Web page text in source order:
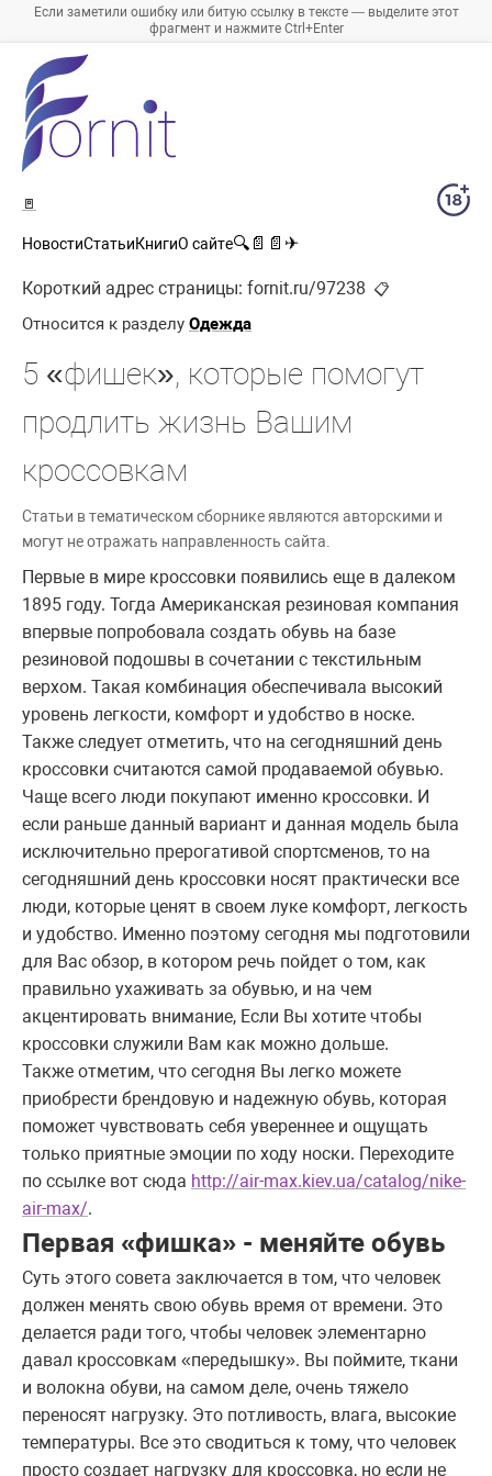
Если заметили ошибку или битую ссылку в тексте — выделите этот
фрагмент и нажмите Ctrl+Enter
🚪
НовостиСтатьиКнигиО сайте🔍 📄 📄 ✈
Короткий адрес страницы: fornit.ru/97238 📋
Относится к разделу Одежда
5 «фишек», которые помогут
продлить жизнь Вашим
кроссовкам
Статьи в тематическом сборнике являются авторскими и
могут не отражать направленность сайта.
Первые в мире кроссовки появились еще в далеком
1895 году. Тогда Американская резиновая компания
впервые попробовала создать обувь на базе
резиновой подошвы в сочетании с текстильным
верхом. Такая комбинация обеспечивала высокий
уровень легкости, комфорт и удобство в носке.
Также следует отметить, что на сегодняшний день
кроссовки считаются самой продаваемой обувью.
Чаще всего люди покупают именно кроссовки. И
если раньше данный вариант и данная модель была
исключительно прерогативой спортсменов, то на
сегодняшний день кроссовки носят практически все
люди, которые ценят в своем луке комфорт, легкость
и удобство. Именно поэтому сегодня мы подготовили
для Вас обзор, в котором речь пойдет о том, как
правильно ухаживать за обувью, и на чем
акцентировать внимание, Если Вы хотите чтобы
кроссовки служили Вам как можно дольше.
Также отметим, что сегодня Вы легко можете
приобрести брендовую и надежную обувь, которая
поможет чувствовать себя увереннее и ощущать
только приятные эмоции по ходу носки. Переходите
по ссылке вот сюда http://air-max.kiev.ua/catalog/nike-
air-max/.
Первая «фишка» - меняйте обувь
Суть этого совета заключается в том, что человек
должен менять свою обувь время от времени. Это
делается ради того, чтобы человек элементарно
давал кроссовкам «передышку». Вы поймите, ткани
и волокна обуви, на самом деле, очень тяжело
переносят нагрузку. Это потливость, влага, высокие
температуры. Все это сводиться к тому, что человек
просто создает нагрузку для кроссовка, но если не